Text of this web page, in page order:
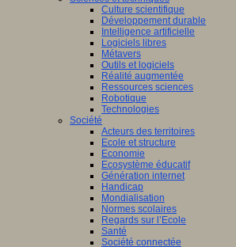
Culture scientifique
Développement durable
Intelligence artificielle
Logiciels libres
Métavers
Outils et logiciels
Réalité augmentée
Ressources sciences
Robotique
Technologies
Société
Acteurs des territoires
Ecole et structure
Economie
Ecosystème éducatif
Génération internet
Handicap
Mondialisation
Normes scolaires
Regards sur l’Ecole
Santé
Société connectée